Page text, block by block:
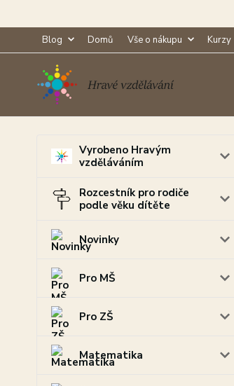
Blog Domů Vše o nákupu Kurzy
Vyrobeno Hravým
vzděláváním
Rozcestník pro rodiče
podle věku dítěte
Novinky
Pro MŠ
Pro ZŠ
Matematika